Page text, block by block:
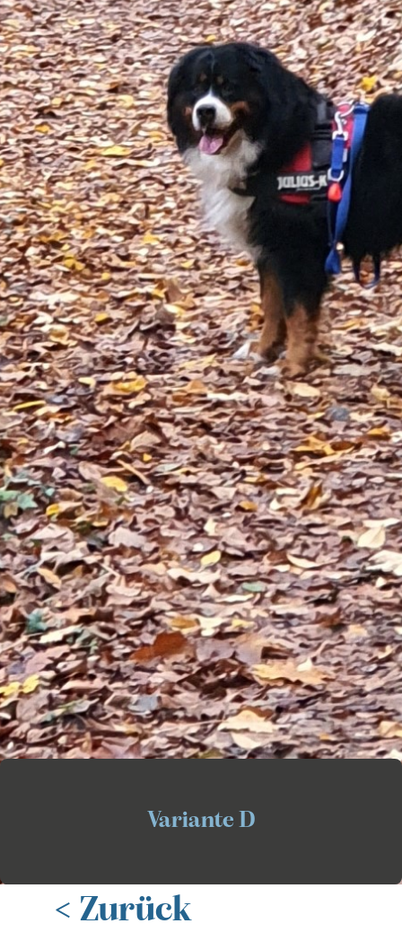
Variante D
< Zurück